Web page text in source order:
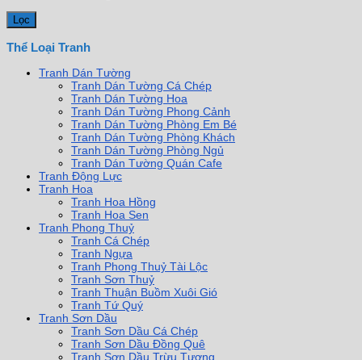
Thể Loại Tranh
Tranh Dán Tường
Tranh Dán Tường Cá Chép
Tranh Dán Tường Hoa
Tranh Dán Tường Phong Cảnh
Tranh Dán Tường Phòng Em Bé
Tranh Dán Tường Phòng Khách
Tranh Dán Tường Phòng Ngủ
Tranh Dán Tường Quán Cafe
Tranh Động Lực
Tranh Hoa
Tranh Hoa Hồng
Tranh Hoa Sen
Tranh Phong Thuỷ
Tranh Cá Chép
Tranh Ngựa
Tranh Phong Thuỷ Tài Lộc
Tranh Sơn Thuỷ
Tranh Thuận Buồm Xuôi Gió
Tranh Tứ Quý
Tranh Sơn Dầu
Tranh Sơn Dầu Cá Chép
Tranh Sơn Dầu Đồng Quê
Tranh Sơn Dầu Trừu Tượng